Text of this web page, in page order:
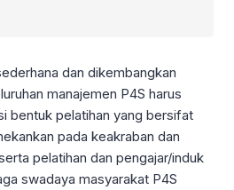
dan dikembangkan
manajemen P4S harus
bentuk pelatihan yang bersifat
pada keakraban dan
pelatihan dan pengajar/induk
swadaya masyarakat P4S